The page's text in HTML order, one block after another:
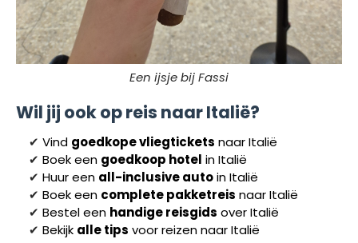
Een ijsje bij Fassi
Wil jij ook op reis naar Italië?
✔ Vind goedkope vliegtickets naarItalië
✔ Boek een goedkoop hotel in Italië
✔ Huur een all-inclusive autoin Italië
✔ Boek een complete pakketreis naarItalië
✔ Bestel een handige reisgids overItalië
✔ Bekijk alle tips voor reizen naarItalië